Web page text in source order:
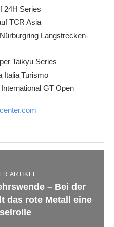
24H Series
TCR Asia
Langstrecken-
Taikyu Series
Italia Turismo
GT Open
ARTIKEL
– Bei der
das rote Metall eine